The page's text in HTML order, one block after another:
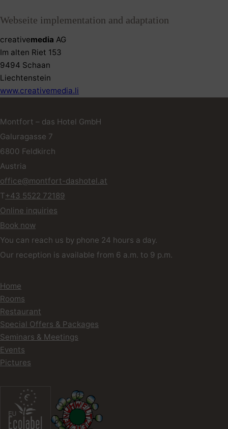
Webseite implementation and adaptation
creativemedia AG
Im alten Riet 153
9494 Schaan
Liechtenstein
www.creativemedia.li
Montfort – das Hotel GmbH
Galuragasse 7
6800 Feldkirch
Austria
office@montfort-dashotel.at
T+43 5522 72189
Online inquiries
Book now
You can reach us by phone 24 hours a day.
Our reception is available from 6 a.m. to 9 p.m.
Home
Rooms
Restaurant
Special Offers & Packages
Seminars & Meetings
Events
Pictures